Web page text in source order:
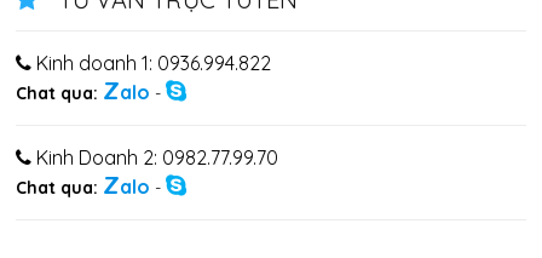
Kinh doanh 1: 0936.994.822
Chat qua: Zalo -
Kinh Doanh 2: 0982.77.99.70
Chat qua: Zalo -